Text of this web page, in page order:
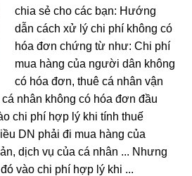
chia sẻ cho các bạn: Hướng
dẫn cách xử lý chi phí không có
hóa đơn chứng từ như: Chi phí
mua hàng của người dân không
có hóa đơn, thuê cá nhân vận
nhân không có hóa đơn đầu
chi phí hợp lý khi tính thuế
DN phải đi mua hàng của
dịch vụ của cá nhân ... Nhưng
vào chi phí hợp lý khi ...